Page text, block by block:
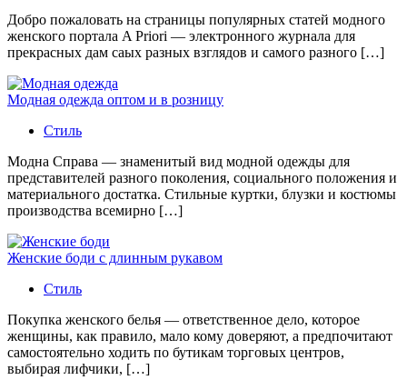
Добро пожаловать на страницы популярных статей модного
женского портала A Priori — электронного журнала для
прекрасных дам саых разных взглядов и самого разного […]
Модная одежда оптом и в розницу
Стиль
Модна Справа — знаменитый вид модной одежды для
представителей разного поколения, социального положения и
материального достатка. Стильные куртки, блузки и костюмы
производства всемирно […]
Женские боди с длинным рукавом
Стиль
Покупка женского белья — ответственное дело, которое
женщины, как правило, мало кому доверяют, а предпочитают
самостоятельно ходить по бутикам торговых центров,
выбирая лифчики, […]